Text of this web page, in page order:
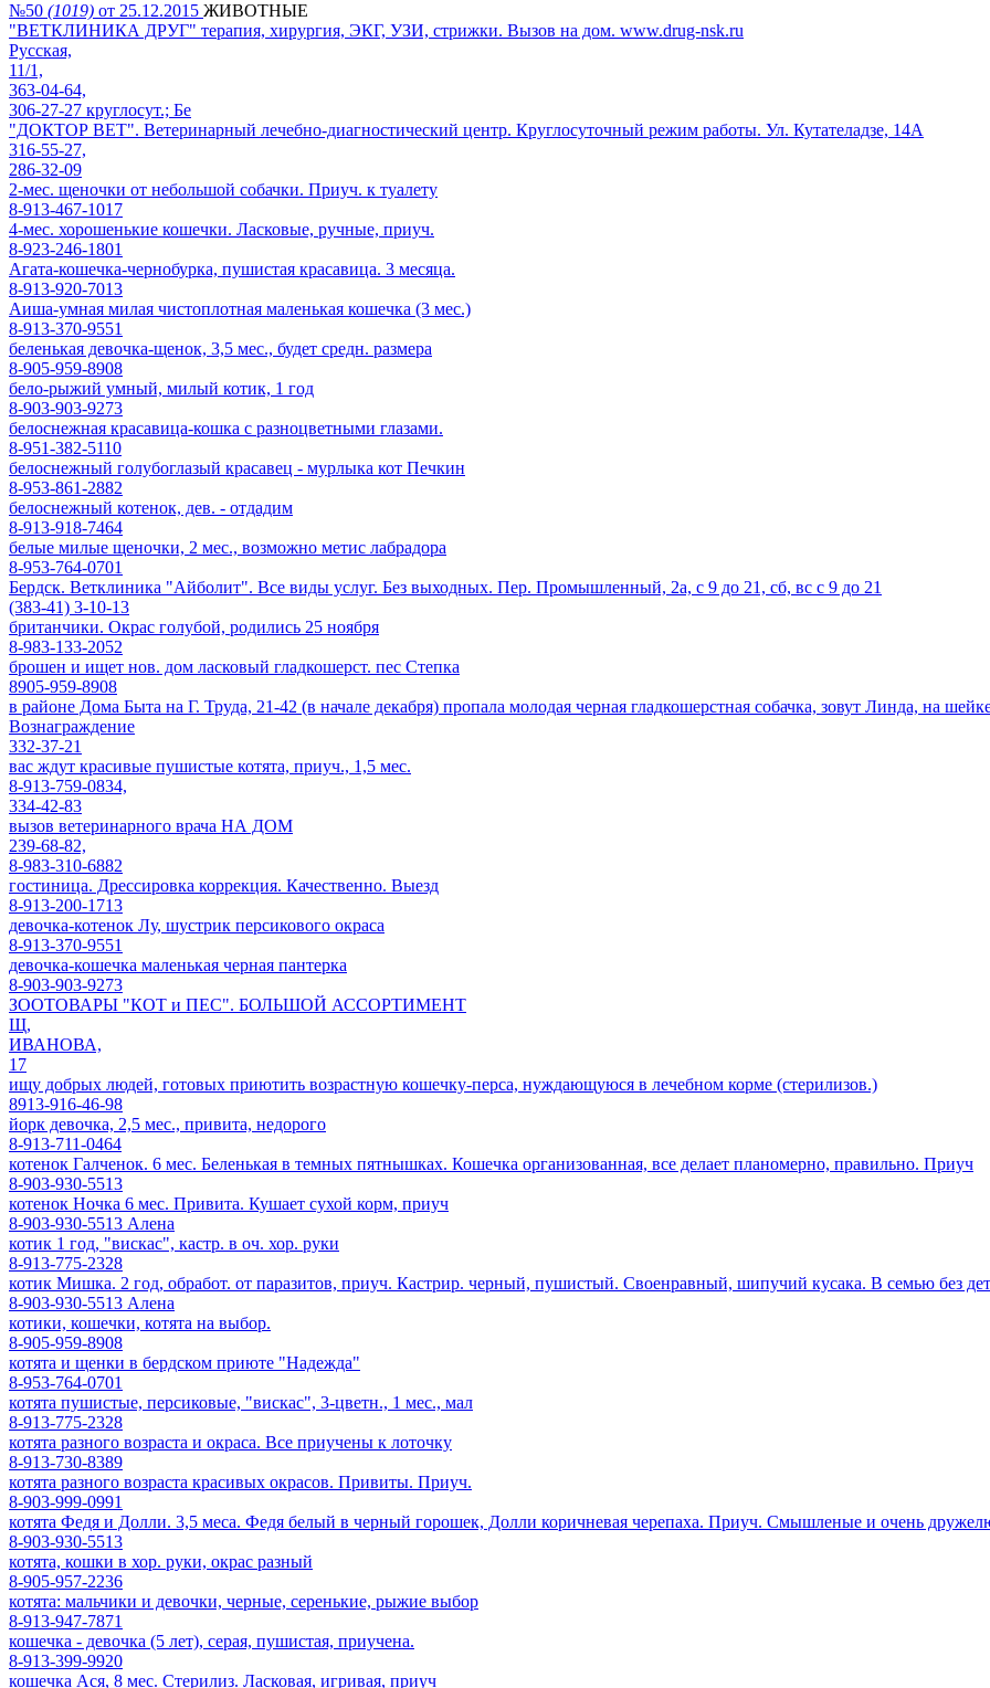
№50 (1019) от 25.12.2015 ЖИВОТНЫЕ
"ВЕТКЛИНИКА ДРУГ" терапия, хирургия, ЭКГ, УЗИ, стрижки. Вызов на дом. www.drug-nsk.ru
Русская,
11/1,
363-04-64,
306-27-27 круглосут.; Бе
"ДОКТОР ВЕТ". Ветеринарный лечебно-диагностический центр. Круглосуточный режим работы. Ул. Кутателадзе, 14А
316-55-27,
286-32-09
2-мес. щеночки от небольшой собачки. Приуч. к туалету
8-913-467-1017
4-мес. хорошенькие кошечки. Ласковые, ручные, приуч.
8-923-246-1801
Агата-кошечка-чернобурка, пушистая красавица. 3 месяца.
8-913-920-7013
Аиша-умная милая чистоплотная маленькая кошечка (3 мес.)
8-913-370-9551
беленькая девочка-щенок, 3,5 мес., будет средн. размера
8-905-959-8908
бело-рыжий умный, милый котик, 1 год
8-903-903-9273
белоснежная красавица-кошка с разноцветными глазами.
8-951-382-5110
белоснежный голубоглазый красавец - мурлыка кот Печкин
8-953-861-2882
белоснежный котенок, дев. - отдадим
8-913-918-7464
белые милые щеночки, 2 мес., возможно метис лабрадора
8-953-764-0701
Бердск. Ветклиника "Айболит". Все виды услуг. Без выходных. Пер. Промышленный, 2а, с 9 до 21, сб, вс с 9 до 21
(383-41) 3-10-13
британчики. Окрас голубой, родились 25 ноября
8-983-133-2052
брошен и ищет нов. дом ласковый гладкошерст. пес Степка
8905-959-8908
в районе Дома Быта на Г. Труда, 21-42 (в начале декабря) пропала молодая черная гладкошерстная собачка, зовут Линда, на
Вознаграждение
332-37-21
вас ждут красивые пушистые котята, приуч., 1,5 мес.
8-913-759-0834,
334-42-83
вызов ветеринарного врача НА ДОМ
239-68-82,
8-983-310-6882
гостиница. Дрессировка коррекция. Качественно. Выезд
8-913-200-1713
девочка-котенок Лу, шустрик персикового окраса
8-913-370-9551
девочка-кошечка маленькая черная пантерка
8-903-903-9273
ЗООТОВАРЫ "КОТ и ПЕС". БОЛЬШОЙ АССОРТИМЕНТ
Щ,
ИВАНОВА,
17
ищу добрых людей, готовых приютить возрастную кошечку-перса, нуждающуюся в лечебном корме (стерилизов.)
8913-916-46-98
йорк девочка, 2,5 мес., привита, недорого
8-913-711-0464
котенок Галченок. 6 мес. Беленькая в темных пятнышках. Кошечка организованная, все делает планомерно, правильно. Приуч
8-903-930-5513
котенок Ночка 6 мес. Привита. Кушает сухой корм, приуч
8-903-930-5513 Алена
котик 1 год, "вискас", кастр. в оч. хор. руки
8-913-775-2328
котик Мишка. 2 год, обработ. от паразитов, приуч. Кастрир. черный, пушистый. Своенравный, шипучий кусака. В семью без
8-903-930-5513 Алена
котики, кошечки, котята на выбор.
8-905-959-8908
котята и щенки в бердском приюте "Надежда"
8-953-764-0701
котята пушистые, персиковые, "вискас", 3-цветн., 1 мес., мал
8-913-775-2328
котята разного возраста и окраса. Все приучены к лоточку
8-913-730-8389
котята разного возраста красивых окрасов. Привиты. Приуч.
8-903-999-0991
котята Федя и Долли. 3,5 меса. Федя белый в черный горошек, Долли коричневая черепаха. Приуч. Смышленые и очень
8-903-930-5513
котята, кошки в хор. руки, окрас разный
8-905-957-2236
котята: мальчики и девочки, черные, серенькие, рыжие выбор
8-913-947-7871
кошечка - девочка (5 лет), серая, пушистая, приучена.
8-913-399-9920
кошечка Ася, 8 мес. Стерилиз. Ласковая, игривая, приуч